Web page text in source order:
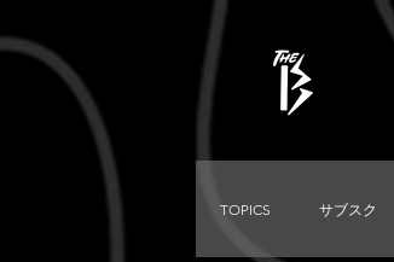
TOPICS サブスク